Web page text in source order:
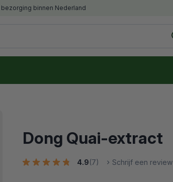
binnen Nederland
Dong Quai-extract
4.9(7) Schrijf een review